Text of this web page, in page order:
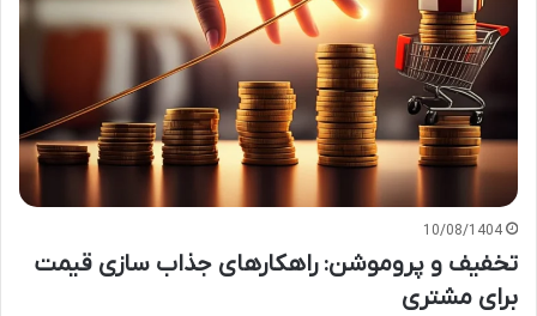
10/08/1404
تخفیف و پروموشن: راهکارهای جذاب سازی قیمت
برای مشتری